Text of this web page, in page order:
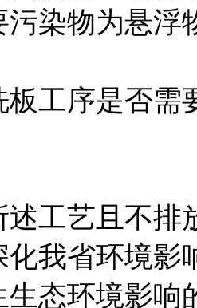
污染物为悬浮
板工序是否需
述工艺且不排
化我省环境影
生态环境影响